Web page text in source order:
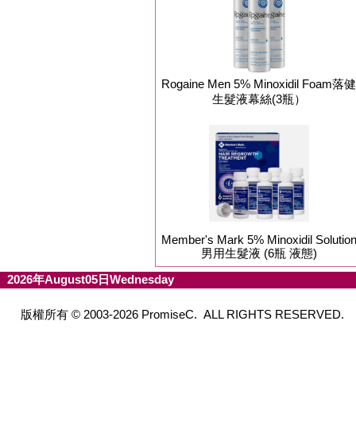
Rogaine Men 5% Minoxidil Foam落健
生髮液幕絲(3瓶）
Member's Mark 5% Minoxidil Solution
男用生髮液 (6瓶 液態)
2026年August05日Wednesday
版權所有 © 2003-2026 PromiseC. ALL RIGHTS RESERVED.